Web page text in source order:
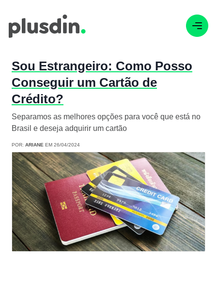
Sou Estrangeiro: Como Posso
Conseguir um Cartão de
Crédito?
Separamos as melhores opções para você que está no
Brasil e deseja adquirir um cartão
POR: ARIANE EM 26/04/2024